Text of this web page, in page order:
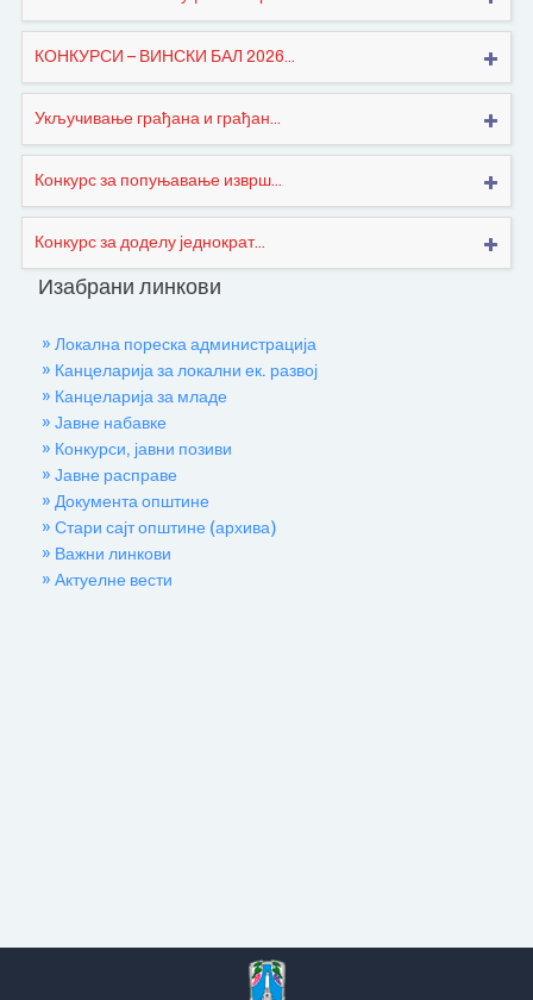
КОНКУРСИ – ВИНСКИ БАЛ 2026...
Укључивање грађана и грађан...
Конкурс за попуњавање изврш...
Конкурс за доделу једнократ...
Изабрани линкови
» Локална пореска администрација
» Канцеларија за локални ек. развој
» Канцеларија за младе
» Јавне набавке
» Конкурси, јавни позиви
» Јавне расправе
» Документа општине
» Стари сајт општине (архива)
» Важни линкови
» Актуелне вести